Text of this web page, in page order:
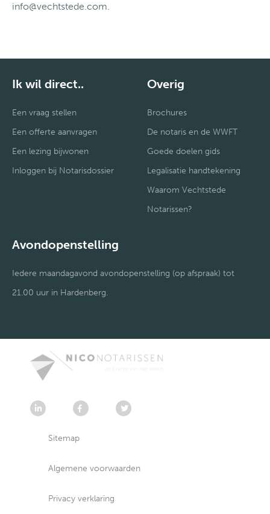
info@vechtstede.com.
Ik wil direct..
Een vraag stellen
Een offerte aanvragen
Een lezing bijwonen
Inloggen bij Notarisdossier
Overig
Brochures
De notaris en de WWFT
Goede doelen gids
Legalisatie handtekening
Waarom Vechtstede
Notarissen?
Avondopenstelling
Iedere maandagavond avondopenstelling (op afspraak) tot
21.00 uur in Hardenberg.
Sitemap
Algemene voorwaarden
Privacy verklaring